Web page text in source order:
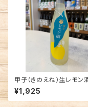
甲子（きのえね）生レモ
0ml
¥1,925